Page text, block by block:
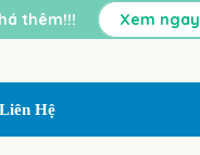
Liên Hệ
thêm!!! Xem ngay